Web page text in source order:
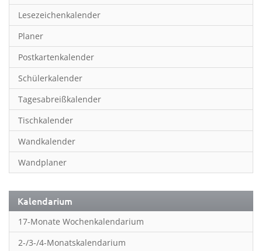
Fußball
Geburtstagskalender
Hobby & Basteln
Humor & Cartoon
Inpiration & Entspannung
Inspiration & Entspannung
Inspiration & Spiritualität
Kinderkalender
Kunst
Länder & Städte
Landschaft & Natur
Lifestyle
Lesezeichenkalender
Planer
Postkartenkalender
Schülerkalender
Tagesabreißkalender
Tischkalender
Wandkalender
Wandplaner
Kalendarium
17-Monate Wochenkalendarium
2-/3-/4-Monatskalendarium